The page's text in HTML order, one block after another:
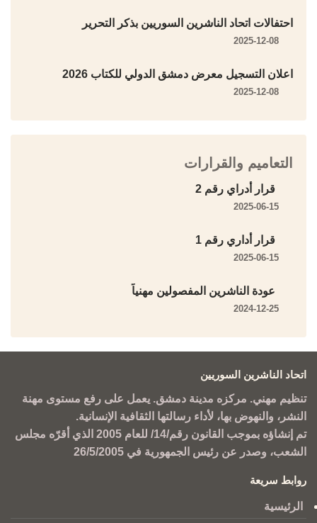
احتفالات اتحاد الناشرين السوريين بذكر التحرير
2025-12-08
اعلان التسجيل معرض دمشق الدولي للكتاب 2026
2025-12-08
التعاميم والقرارات
قرار أدراي رقم 2
2025-06-15
قرار أداري رقم 1
2025-06-15
عودة الناشرين المفصولين مهنياً
2024-12-25
اتحاد الناشرين السوريين
تنظيم مهني. مركزه مدينة دمشق. يعمل على رفع مستوى مهنة
النشر، والنهوض بها، لأداء رسالتها الثقافية الإنسانية.
تم إنشاؤه بموجب القانون رقم/14/ للعام 2005 الذي أقرّه مجلس
الشعب، وصدر عن رئيس الجمهورية في 26/5/2005
روابط سريعة
الرئيسية